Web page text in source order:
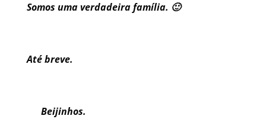
Somos uma verdadeira família. 🙂
Até breve.
Beijinhos.